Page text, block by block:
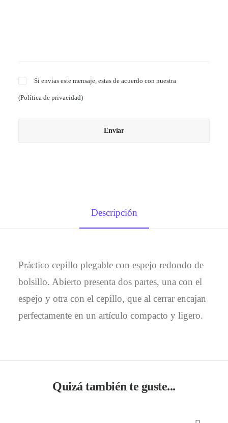
Si envias este mensaje, estas de acuerdo con nuestra
(Política de privacidad)
Descripción
Práctico cepillo plegable con espejo redondo de
bolsillo. Abierto presenta dos partes, una con el
espejo y otra con el cepillo, que al cerrar encajan
perfectamente en un artículo compacto y ligero.
Quizá también te guste...